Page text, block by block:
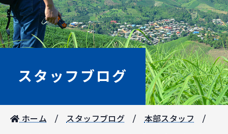
スタッフブログ
ホーム スタッフブログ 本部スタッフ